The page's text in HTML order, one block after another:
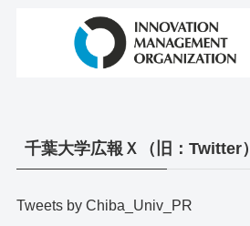
千葉大学広報Ｘ（旧：Twitter）
Tweets by Chiba_Univ_PR